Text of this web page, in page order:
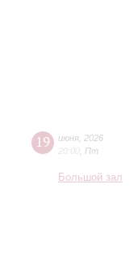
19 июня 2026
20:00 Пт
Большой зал